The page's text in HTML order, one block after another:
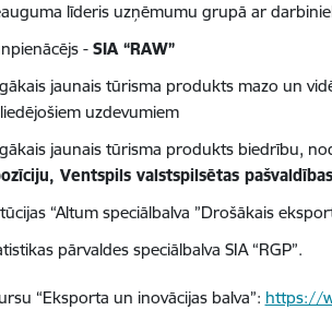
līderis uzņēmumu grupā ar
- SIA “RAW”
jaunais tūrisma produkts mazo un
uzdevumiem
jaunais tūrisma produkts biedrību,
Ventspils valstspilsētas
“Altum speciālbalva ”Drošākais
pārvaldes speciālbalva SIA “RGP”.
“Eksporta un inovācijas balva”: https://